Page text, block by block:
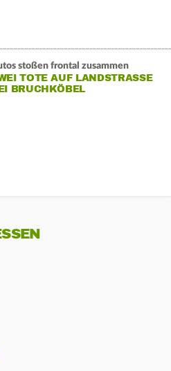
stoßen frontal zusammen
TOTE AUF LANDSTRASSE B
BRUCHKÖBEL